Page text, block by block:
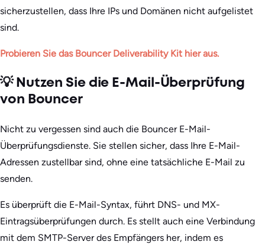
sicherzustellen, dass Ihre IPs und Domänen nicht aufgelistet
sind.
Probieren Sie das Bouncer Deliverability Kit hier aus.
💡 Nutzen Sie die E-Mail-Überprüfung
von Bouncer
Nicht zu vergessen sind auch die Bouncer E-Mail-
Überprüfungsdienste. Sie stellen sicher, dass Ihre E-Mail-
Adressen zustellbar sind, ohne eine tatsächliche E-Mail zu
senden.
Es überprüft die E-Mail-Syntax, führt DNS- und MX-
Eintragsüberprüfungen durch. Es stellt auch eine Verbindung
mit dem SMTP-Server des Empfängers her, indem es